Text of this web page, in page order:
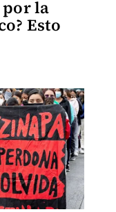
por la
Esto